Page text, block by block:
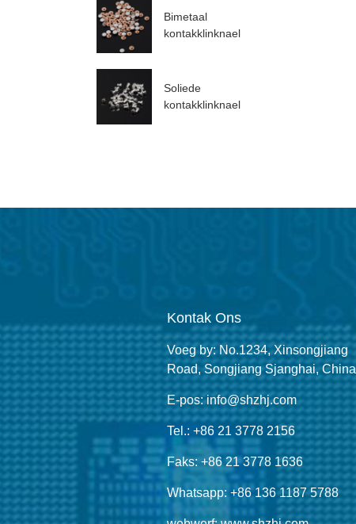
Bimetaal
kontakklinknael
Soliede
kontakklinknael
Kontak Ons
Voeg by: No.1234, Xinsongjiang
Road, Songjiang Sjanghai, China
E-pos: info@shzhj.com
Tel.: +86 21 3778 2156
Faks: +86 21 3778 1636
Whatsapp: +86 136 1187 5788